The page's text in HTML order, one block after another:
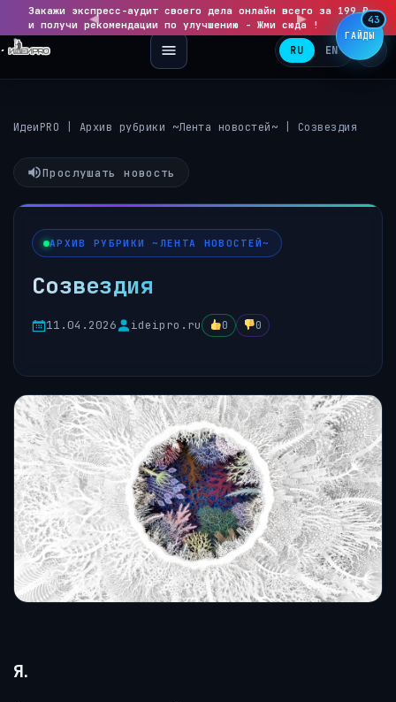
Закажи экспресс-аудит своего дела онлайн всего за 199 ₽
и получи рекомендации по улучшению - Жми сюда !
▶
RU EN
ИдеиPRO Архив рубрики ~Лента новостей~ Созвездия
Прослушать новость
АРХИВ РУБРИКИ ~ЛЕНТА НОВОСТЕЙ~
Созвездия
11.04.2026 ideipro.ru 0 0
Я.
ГАЙДЫ
43